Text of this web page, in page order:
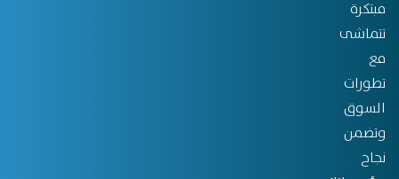
مبتكرة
تتماشى
مع
تطورات
السوق
وتضمن
نجاح